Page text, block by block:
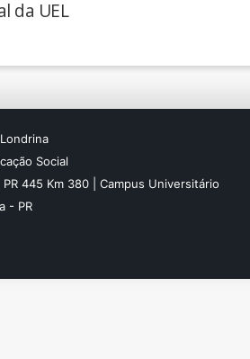
da UEL
Social
445 Km 380 | Campus Universitário
- PR